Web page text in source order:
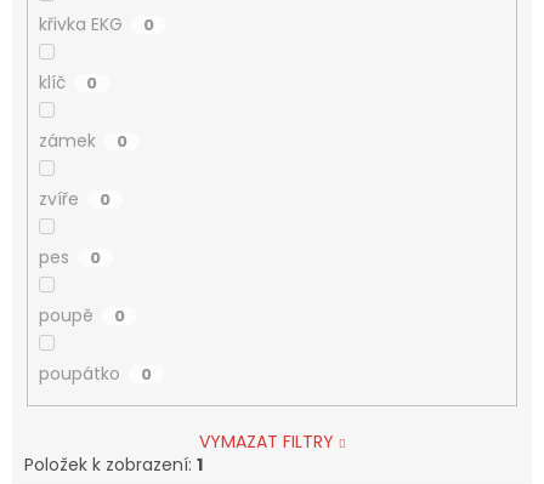
křivka EKG 0
klíč 0
zámek 0
zvíře 0
pes 0
poupě 0
poupátko 0
VYMAZAT FILTRY
Položek k zobrazení: 1